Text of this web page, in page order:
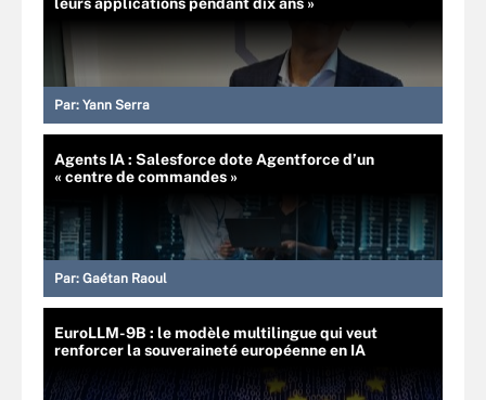
Par: Yann Serra
Agents IA : Salesforce dote Agentforce d’un
« centre de commandes »
Par: Gaétan Raoul
EuroLLM-9B : le modèle multilingue qui veut
renforcer la souveraineté européenne en IA